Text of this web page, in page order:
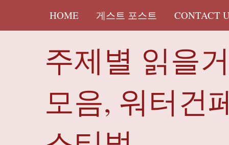
HOME 게스트 포스트 CONTACT
주제별 읽을
모음, 워터건